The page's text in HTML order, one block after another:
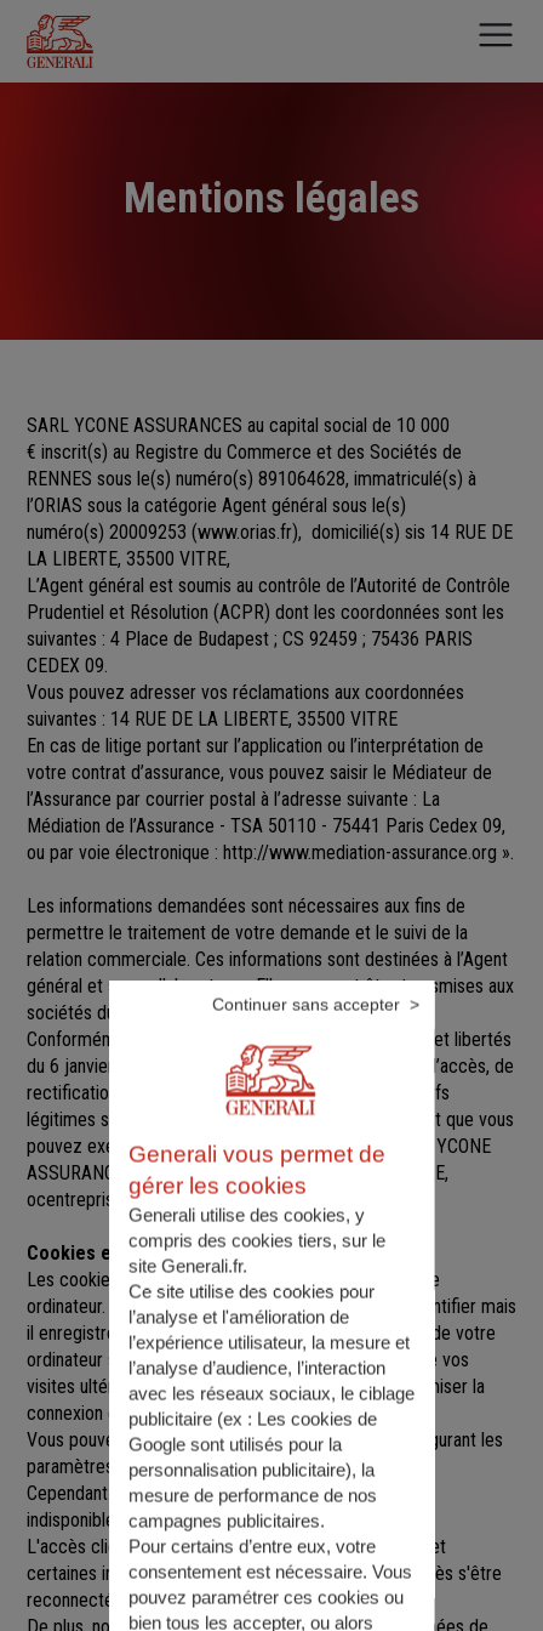
contenu
principal
Mentions légales
SARL YCONE ASSURANCES au capital social de 10 000
€ inscrit(s) au Registre du Commerce et des Sociétés de
RENNES sous le(s) numéro(s) 891064628, immatriculé(s) à
l’ORIAS sous la catégorie Agent général sous le(s)
numéro(s) 20009253 (www.orias.fr), domicilié(s) sis 14 RUE DE
LA LIBERTE, 35500 VITRE,
L’Agent général est soumis au contrôle de l’Autorité de Contrôle
Prudentiel et Résolution (ACPR) dont les coordonnées sont les
suivantes : 4 Place de Budapest ; CS 92459 ; 75436 PARIS
CEDEX 09.
Vous pouvez adresser vos réclamations aux coordonnées
suivantes : 14 RUE DE LA LIBERTE, 35500 VITRE
En cas de litige portant sur l’application ou l’interprétation de
votre contrat d’assurance, vous pouvez saisir le Médiateur de
l’Assurance par courrier postal à l’adresse suivante : La
Médiation de l’Assurance - TSA 50110 - 75441 Paris Cedex 09,
ou par voie électronique : http://www.mediation-assurance.org ».
Les informations demandées sont nécessaires aux fins de
permettre le traitement de votre demande et le suivi de la
relation commerciale. Ces informations sont destinées à l’Agent
général et ses collaborateurs. Elles pourront être transmises aux
sociétés du groupe GENERALI.
Conformément aux dispositions de la loi Informatique et libertés
du 6 janvier 1978 modifiée, vous disposez d’un droit d’accès, de
rectification, de suppression et d’opposition pour motifs
légitimes sur l’ensemble des données vous concernant que vous
pouvez exercer sur simple demande auprès de SARL YCONE
ASSURANCES
, à 14 RUE DE LA LIBERTE, 35500 VITRE,
ocentreprises@gmail.com.
Cookies et sessions
Les cookies sont de petits fichiers implantés sur votre
ordinateur. Un cookie ne nous permet pas de vous identifier mais
il enregistre des informations relatives à la navigation de votre
ordinateur sur notre site que nous pourrons lire lors de vos
visites ultérieures afin de faciliter la navigation, d'optimiser la
connexion et de personnaliser l'utilisation du site.
Vous pouvez refuser l'utilisation des cookies en configurant les
paramètres de votre navigateur Internet.
Cependant le fait de refuser les cookies peut rendre
indisponibles toutes ou certaines parties du site.
L'accès client est construit avec un délai de session, et
certaines informations ne seront remises à jour qu'après s'être
reconnecté sur le site.
Generali vous permet de
gérer les cookies
Generali utilise des cookies, y
compris des cookies tiers, sur le
site Generali.fr.
Ce site utilise des cookies pour
l’analyse et l'amélioration de
l’expérience utilisateur, la mesure et
l’analyse d’audience, l’interaction
avec les réseaux sociaux, le ciblage
publicitaire (ex : Les cookies de
Google sont utilisés pour la
personnalisation publicitaire), la
mesure de performance de nos
campagnes publicitaires.
Pour certains d’entre eux, votre
consentement est nécessaire. Vous
pouvez paramétrer ces cookies ou
bien tous les accepter, ou alors
Continuer sans accepter